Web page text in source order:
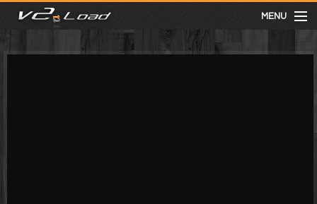
MENU
meist gesehen